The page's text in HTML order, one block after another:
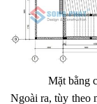
Mặt bằng
Ngoài ra, tùy theo